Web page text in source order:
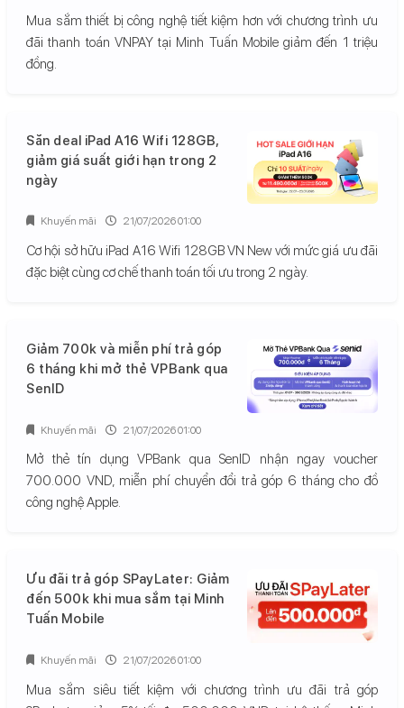
Mua sắm thiết bị công nghệ tiết kiệm hơn với chương trình ưu
đãi thanh toán VNPAY tại Minh Tuấn Mobile giảm đến 1 triệu
đồng.
Săn deal iPad A16 Wifi 128GB,
giảm giá suất giới hạn trong 2
ngày
Cơ hội sở hữu iPad A16 Wifi 128GB VN New với mức giá ưu đãi
đặc biệt cùng cơ chế thanh toán tối ưu trong 2 ngày.
Khuyến mãi 21/07/2026 01:00
Giảm 700k và miễn phí trả góp
6 tháng khi mở thẻ VPBank qua
SenID
Mở thẻ tín dụng VPBank qua SenID nhận ngay voucher
700.000 VND, miễn phí chuyển đổi trả góp 6 tháng cho đồ
công nghệ Apple.
Khuyến mãi 21/07/2026 01:00
Ưu đãi trả góp SPayLater: Giảm
đến 500k khi mua sắm tại Minh
Tuấn Mobile
Mua sắm siêu tiết kiệm với chương trình ưu đãi trả góp
Khuyến mãi 21/07/2026 01:00